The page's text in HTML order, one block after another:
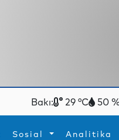
Bakı: 29 °C 50
Sosial Analitika